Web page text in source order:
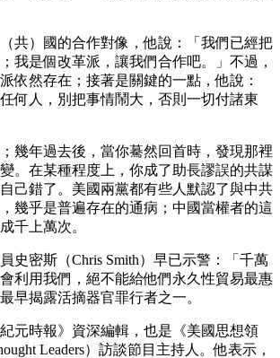
共）國的合作對像，他說：「我們已經把
我是個改革派，讓我們合作吧。」不過，
依然存在；接著是關鍵的一點，他說：
任何人，別把事情鬧大，否則一切付諸東
幾年過去後，當你驀然回首時，發現那裡
。在某種程度上，你成了助長謬誤的共謀
己錯了。美國兩黨都有些人默認了與中共
幾乎是普遍存在的通病；中國當權者的這
千上萬次。
史密斯（Chris Smith）早已示警：「千萬
利用我們，絕不能給他們永久性貿易最惠
早揭露活摘器官罪行者之一。
元時報》資深編輯，也是《美國思想領
Leaders）訪談節目主持人。他表示，